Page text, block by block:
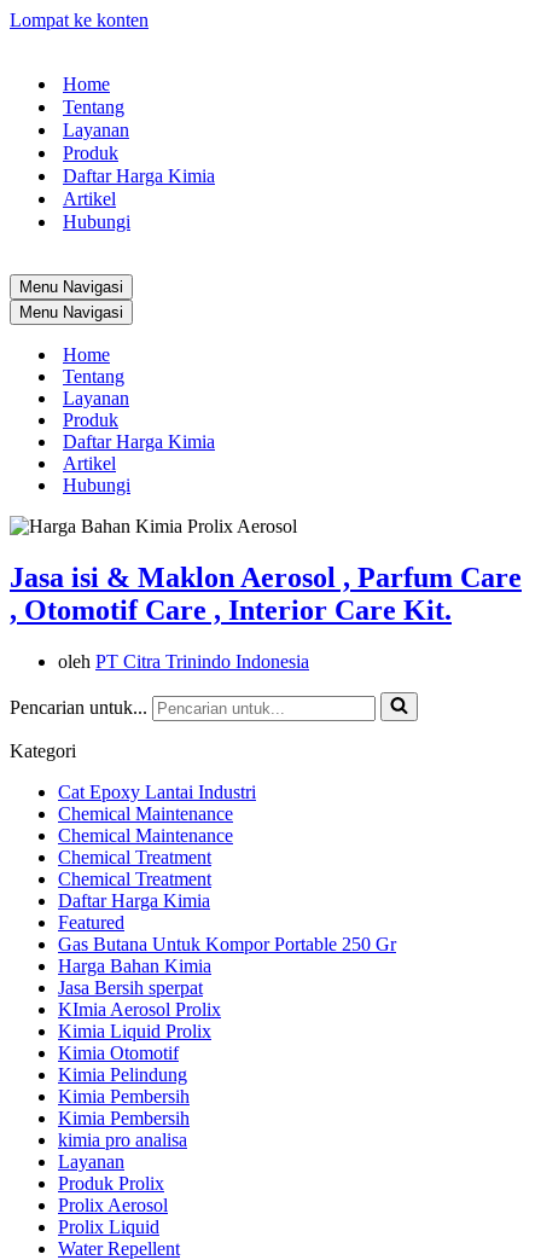
Lompat ke konten
Home
Tentang
Layanan
Produk
Daftar Harga Kimia
Artikel
Hubungi
Menu Navigasi
Menu Navigasi
Home
Tentang
Layanan
Produk
Daftar Harga Kimia
Artikel
Hubungi
Jasa isi & Maklon Aerosol , Parfum Care
, Otomotif Care , Interior Care Kit.
oleh PT Citra Trinindo Indonesia
Pencarian untuk...
Kategori
Cat Epoxy Lantai Industri
Chemical Maintenance
Chemical Maintenance
Chemical Treatment
Chemical Treatment
Daftar Harga Kimia
Featured
Gas Butana Untuk Kompor Portable 250 Gr
Harga Bahan Kimia
Jasa Bersih sperpat
KImia Aerosol Prolix
Kimia Liquid Prolix
Kimia Otomotif
Kimia Pelindung
Kimia Pembersih
Kimia Pembersih
kimia pro analisa
Layanan
Produk Prolix
Prolix Aerosol
Prolix Liquid
Water Repellent